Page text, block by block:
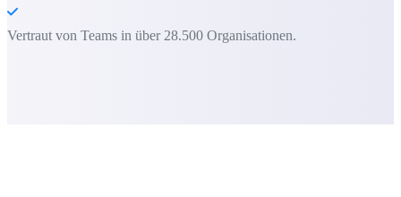
Vertraut von Teams in über 28.500 Organisationen.